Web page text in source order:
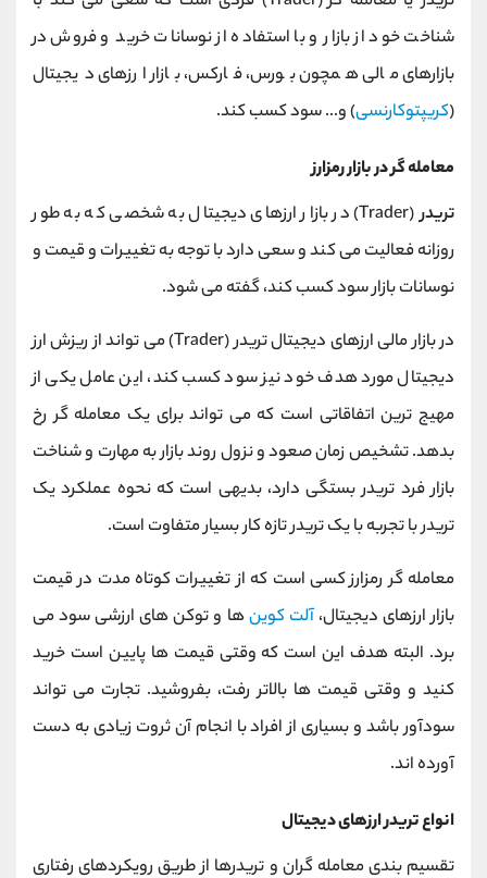
شناخت خود از بازار و با استفاده از نوسانات خرید و فروش در
بازارهای مالی همچون بورس، فارکس، بازار ارزهای دیجیتال
(کریپتوکارنسی) و... سود کسب کند.
معامله گر در بازار رمزارز
تریدر (Trader)در بازار ارزهای دیجیتال به شخصی که به طور
روزانه فعالیت می کند و سعی دارد با توجه به تغییرات و قیمت و
نوسانات بازار سود کسب کند، گفته می شود.
در بازار مالی ارزهای دیجیتال تریدر(Trader)می تواند از ریزش ارز
دیجیتال مورد هدف خود نیز سود کسب کند، این عامل یکی از
مهیج ترین اتفاقاتی است که می تواند برای یک معامله گر رخ
بدهد. تشخیص زمان صعود و نزول روند بازار به مهارت و شناخت
بازار فرد تریدر بستگی دارد، بدیهی است که نحوه عملکرد یک
تریدر با تجربه با یک تریدر تازه کار بسیار متفاوت است.
معامله گر رمزارز کسی است که از تغییرات کوتاه مدت در قیمت
بازار ارزهای دیجیتال،آلت کوینها و توکن های ارزشی سود می
برد. البته هدف این است که وقتی قیمت‌ ها پایین است خرید
کنید و وقتی قیمت‌ ها بالاتر رفت، بفروشید. تجارت می تواند
سودآور باشد و بسیاری از افراد با انجام آن ثروت زیادی به دست
آورده اند.
انواع تریدر ارزهای دیجیتال
تقسیم بندی معامله گران و تریدرها از طریق رویکردهای رفتاری